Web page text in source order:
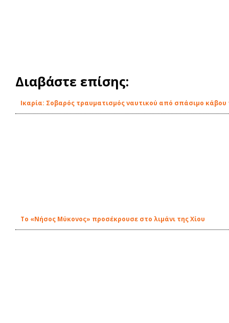
Διαβάστε επίσης:
Ικαρία: Σοβαρός τραυματισμός ναυτικού από σπάσιμο
Το «Νήσος Μύκονος» προσέκρουσε στο λιμάνι της Χίου